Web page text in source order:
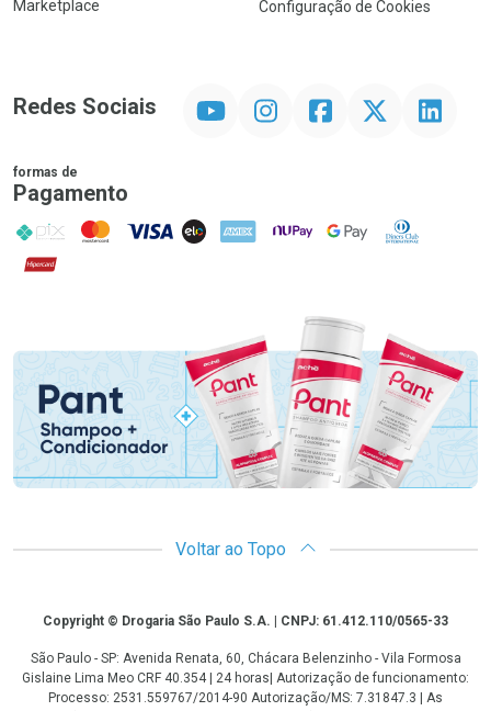
Marketplace
Configuração de Cookies
Redes Sociais InstagramFacebookTwitter Linkedin
formas de
Pagamento
PIX MasterCard
VISA ELO AMEX NuPay Google PayDiners Club
Hipercard
Voltar ao Topo
CopyrightCopyright © Drogaria São Paulo S.A. | CNPJ: 61.412.110/0565-33
São Paulo - SP: Avenida Renata, 60, Chácara Belenzinho - Vila Formosa
Gislaine Lima Meo CRF 40.354 | 24 horas| Autorização de funcionamento:
Processo: 2531.559767/2014-90 Autorização/MS: 7.31847.3 | As